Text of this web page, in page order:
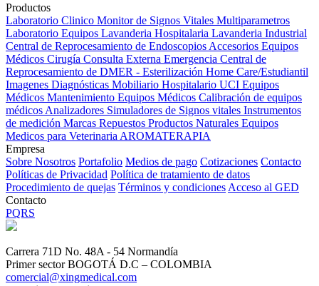
Productos
Laboratorio Clinico Monitor de Signos Vitales Multiparametros
Laboratorio Equipos Lavanderia Hospitalaria Lavanderia Industrial
Central de Reprocesamiento de Endoscopios Accesorios Equipos
Médicos Cirugía Consulta Externa Emergencia Central de
Reprocesamiento de DMER - Esterilización Home Care/Estudiantil
Imagenes Diagnósticas Mobiliario Hospitalario UCI Equipos
Médicos Mantenimiento Equipos Médicos Calibración de equipos
médicos Analizadores Simuladores de Signos vitales Instrumentos
de medición Marcas Repuestos Productos Naturales Equipos
Medicos para Veterinaria AROMATERAPIA
Empresa
Sobre Nosotros Portafolio Medios de pago Cotizaciones Contacto
Políticas de Privacidad Política de tratamiento de datos
Procedimiento de quejas Términos y condiciones Acceso al GED
Contacto
PQRS
Carrera 71D No. 48A - 54 Normandía
Primer sector BOGOTÁ D.C – COLOMBIA
comercial@xingmedical.com